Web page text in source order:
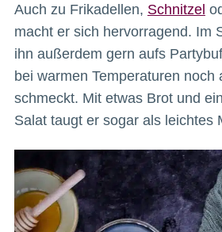
Auch zu Frikadellen, Schnitzel
macht er sich hervorragend. Im
ihn außerdem gern aufs
bei warmen Temperaturen noch
schmeckt. Mit etwas Brot und
Salat taugt er sogar als leichtes